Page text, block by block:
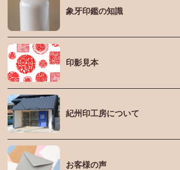
象牙印鑑の知識
印影見本
紀州印工房について
お客様の声